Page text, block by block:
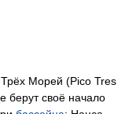
Морей (Pico Tres
берут своё начало